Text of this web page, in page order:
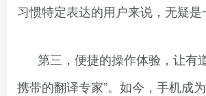
习惯特定表达的用户来说，无疑是
第三，便捷的操作体验，让有
携带的翻译专家”。如今，手机成